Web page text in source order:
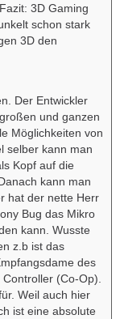
3D Gaming
schon stark
3D den
Der Entwickler
und ganzen
Möglichkeiten von
selber kann man
Kopf auf die
kann man
hat der nette Herr
Bug das Mikro
kann. Wusste
z.b ist das
des
(Co-Op).
Weil auch hier
ist eine absolute